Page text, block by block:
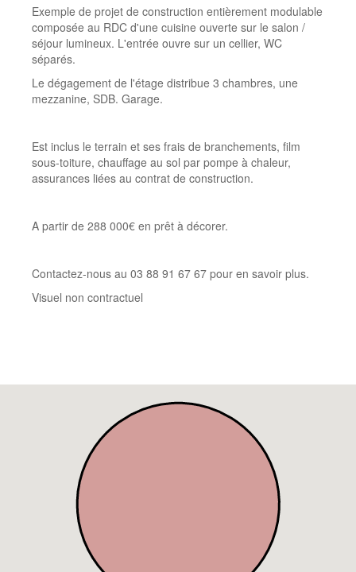
Exemple de projet de construction entièrement modulable
composée au RDC d'une cuisine ouverte sur le salon /
séjour lumineux. L'entrée ouvre sur un cellier, WC
séparés.
Le dégagement de l'étage distribue 3 chambres, une
mezzanine, SDB. Garage.
Est inclus le terrain et ses frais de branchements, film
sous-toiture, chauffage au sol par pompe à chaleur,
assurances liées au contrat de construction.
A partir de 288 000€ en prêt à décorer.
Contactez-nous au 03 88 91 67 67 pour en savoir plus.
Visuel non contractuel